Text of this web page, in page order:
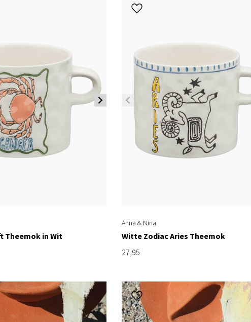
Theemok in Wit
Anna & Nina
Witte Zodiac Aries Theemok
27,95